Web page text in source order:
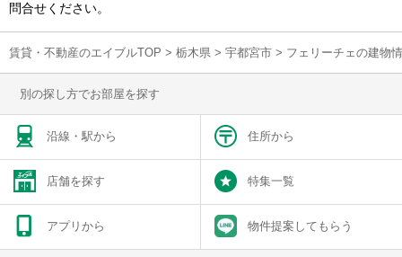
問合せください。
賃貸・不動産のエイブルTOP > 栃木県 > 宇都宮市 > フェリーチェの建物
別の探し方でお部屋を探す
沿線・駅から 住所から
店舗を探す 特集一覧
アプリから 物件提案してもらう